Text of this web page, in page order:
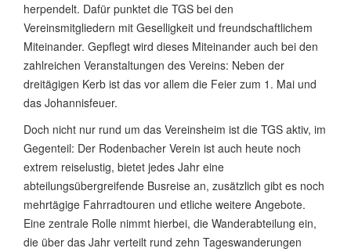
herpendelt. Dafür punktet die TGS bei den
Vereinsmitgliedern mit Geselligkeit und freundschaftlichem
Miteinander. Gepflegt wird dieses Miteinander auch bei den
zahlreichen Veranstaltungen des Vereins: Neben der
dreitägigen Kerb ist das vor allem die Feier zum 1. Mai und
das Johannisfeuer.
Doch nicht nur rund um das Vereinsheim ist die TGS aktiv, im
Gegenteil: Der Rodenbacher Verein ist auch heute noch
extrem reiselustig, bietet jedes Jahr eine
abteilungsübergreifende Busreise an, zusätzlich gibt es noch
mehrtägige Fahrradtouren und etliche weitere Angebote.
Eine zentrale Rolle nimmt hierbei, die Wanderabteilung ein,
die über das Jahr verteilt rund zehn Tageswanderungen